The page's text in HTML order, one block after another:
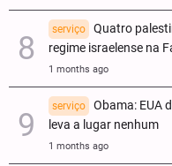
serviço
Quatro
regime israelense na
1 months ago
serviço
Obama: EUA
leva a lugar nenhum
1 months ago